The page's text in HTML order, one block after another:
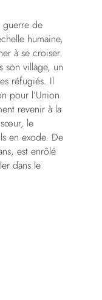
guerre de
humaine,
à se croiser.
son village, un
réfugiés. Il
pour l’Union
revenir à la
sœur, le
en exode. De
est enrôlé
dans le